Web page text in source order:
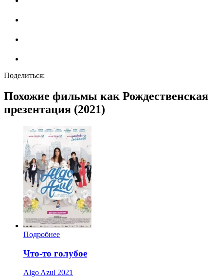
Поделиться:
Похожие фильмы как Рождественская
презентация (2021)
Подробнее
Что-то голубое
Algo Azul 2021